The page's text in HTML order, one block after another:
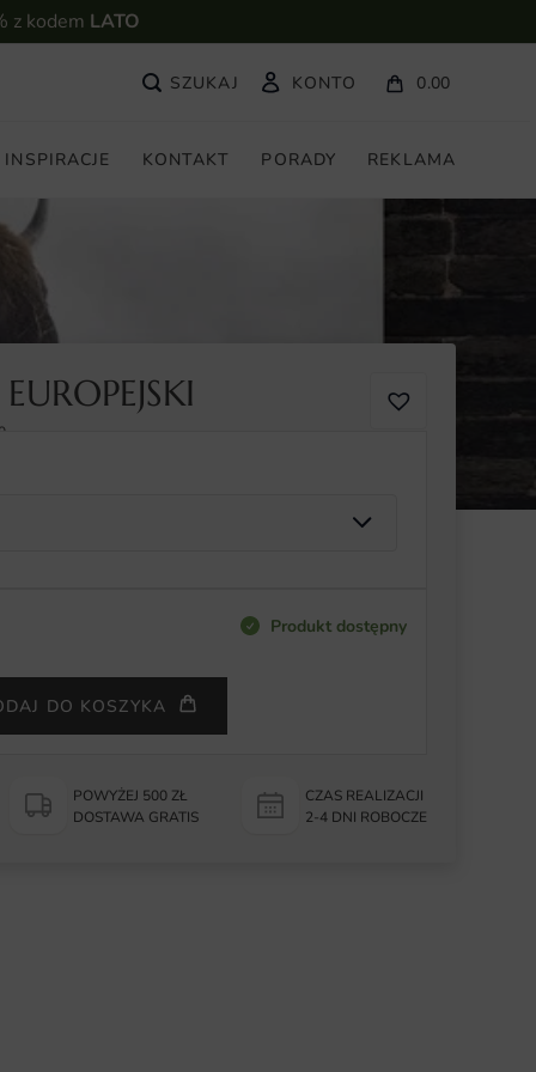
z kodem LATO
KONTO 0.00
INSPIRACJE KONTAKT PORADY REKLAMA
Produkt dostępny
DO KOSZYKA
POWYŻEJ 500 ZŁ
DOSTAWA GRATIS
CZAS REALIZACJI
2-4 DNI ROBOCZE